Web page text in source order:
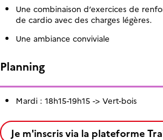
Une combinaison d’exercices de
de cardio avec des charges légères.
Une ambiance conviviale
Planning
Mardi : 18h15-19h15 -> Vert-bois
Je m'inscris via la plateforme